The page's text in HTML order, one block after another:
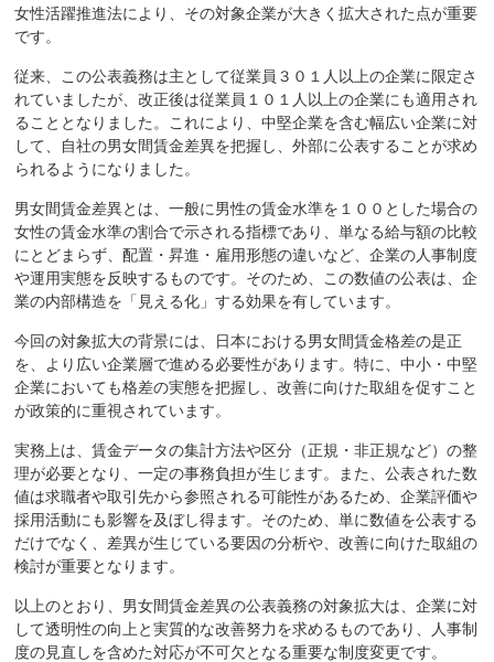
女性活躍推進法により、その対象企業が大きく拡大された点が重要
です。
従来、この公表義務は主として従業員３０１人以上の企業に限定さ
れていましたが、改正後は従業員１０１人以上の企業にも適用され
ることとなりました。これにより、中堅企業を含む幅広い企業に対
して、自社の男女間賃金差異を把握し、外部に公表することが求め
られるようになりました。
男女間賃金差異とは、一般に男性の賃金水準を１００とした場合の
女性の賃金水準の割合で示される指標であり、単なる給与額の比較
にとどまらず、配置・昇進・雇用形態の違いなど、企業の人事制度
や運用実態を反映するものです。そのため、この数値の公表は、企
業の内部構造を「見える化」する効果を有しています。
今回の対象拡大の背景には、日本における男女間賃金格差の是正
を、より広い企業層で進める必要性があります。特に、中小・中堅
企業においても格差の実態を把握し、改善に向けた取組を促すこと
が政策的に重視されています。
実務上は、賃金データの集計方法や区分（正規・非正規など）の整
理が必要となり、一定の事務負担が生じます。また、公表された数
値は求職者や取引先から参照される可能性があるため、企業評価や
採用活動にも影響を及ぼし得ます。そのため、単に数値を公表する
だけでなく、差異が生じている要因の分析や、改善に向けた取組の
検討が重要となります。
以上のとおり、男女間賃金差異の公表義務の対象拡大は、企業に対
して透明性の向上と実質的な改善努力を求めるものであり、人事制
度の見直しを含めた対応が不可欠となる重要な制度変更です。